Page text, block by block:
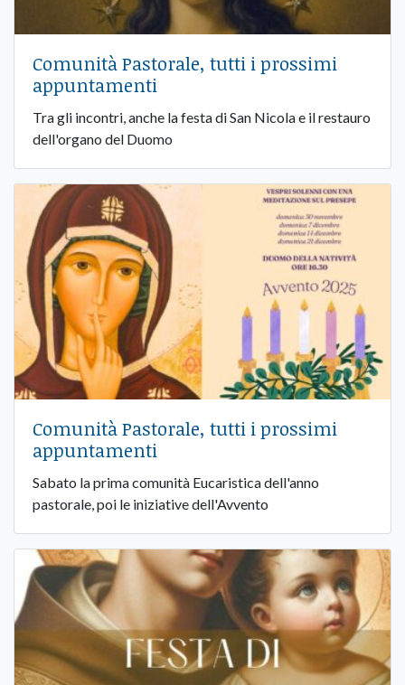
Comunità Pastorale, tutti i prossimi
appuntamenti
Tra gli incontri, anche la festa di San Nicola e il restauro
dell'organo del Duomo
Comunità Pastorale, tutti i prossimi
appuntamenti
Sabato la prima comunità Eucaristica dell'anno
pastorale, poi le iniziative dell'Avvento